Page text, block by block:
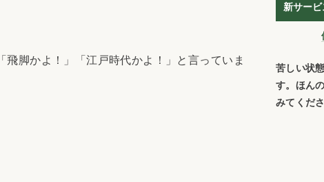
かよ！」「江戸時代かよ！」と言っていま
新サービ
苦しい状
す。ほん
みてくだ